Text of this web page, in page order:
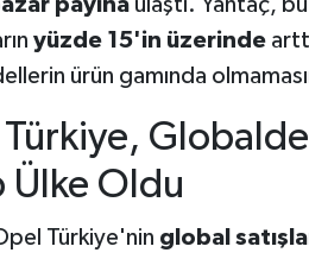
payınaulaştı. Yantaç,
yüzde 15'in üzerinde
ürün gamında
Globalde
Ülke Oldu
Türkiye'nin global